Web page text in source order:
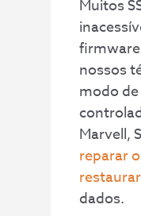
Muitos
nossos
modo
Marvell,
reparar
dados.